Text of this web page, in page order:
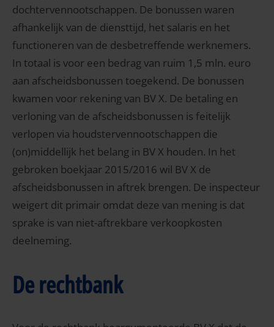
dochtervennootschappen. De bonussen waren
afhankelijk van de diensttijd, het salaris en het
functioneren van de desbetreffende werknemers.
In totaal is voor een bedrag van ruim 1,5 mln. euro
aan afscheidsbonussen toegekend. De bonussen
kwamen voor rekening van BV X. De betaling en
verloning van de afscheidsbonussen is feitelijk
verlopen via houdstervennootschappen die
(on)middellijk het belang in BV X houden. In het
gebroken boekjaar 2015/2016 wil BV X de
afscheidsbonussen in aftrek brengen. De inspecteur
weigert dit primair omdat deze van mening is dat
sprake is van niet-aftrekbare verkoopkosten
deelneming.
De rechtbank